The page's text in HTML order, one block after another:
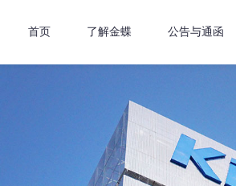
首页 了解金蝶 公告与通函